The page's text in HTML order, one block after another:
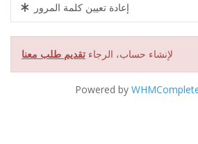
إعادة تعيين كلمة المرور
لإنشاء حساب، الرجاء تقديم طلب معنا
Powered by